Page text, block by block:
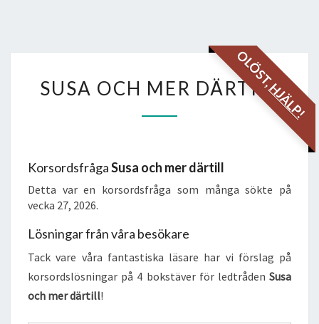
OLÖST,
HJÄLP!
OCH
DÄRTILL
SUSA OCH MER DÄRTILL
KorsordsfrågaSusa och mer därtill
Detta var en korsordsfråga som många sökte på
vecka 27, 2026.
Lösningar från våra besökare
Tack vare våra fantastiska läsare har vi förslag på
korsordslösningar på 4 bokstäver för ledtråden Susa
och mer därtill!